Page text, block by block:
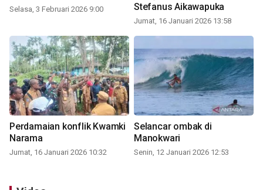
Selasa, 3 Februari 2026 9:00
Stefanus Aikawapuka
Jumat, 16 Januari 2026 13:58
Perdamaian konflik Kwamki
Narama
Jumat, 16 Januari 2026 10:32
Selancar ombak di
Manokwari
Senin, 12 Januari 2026 12:53